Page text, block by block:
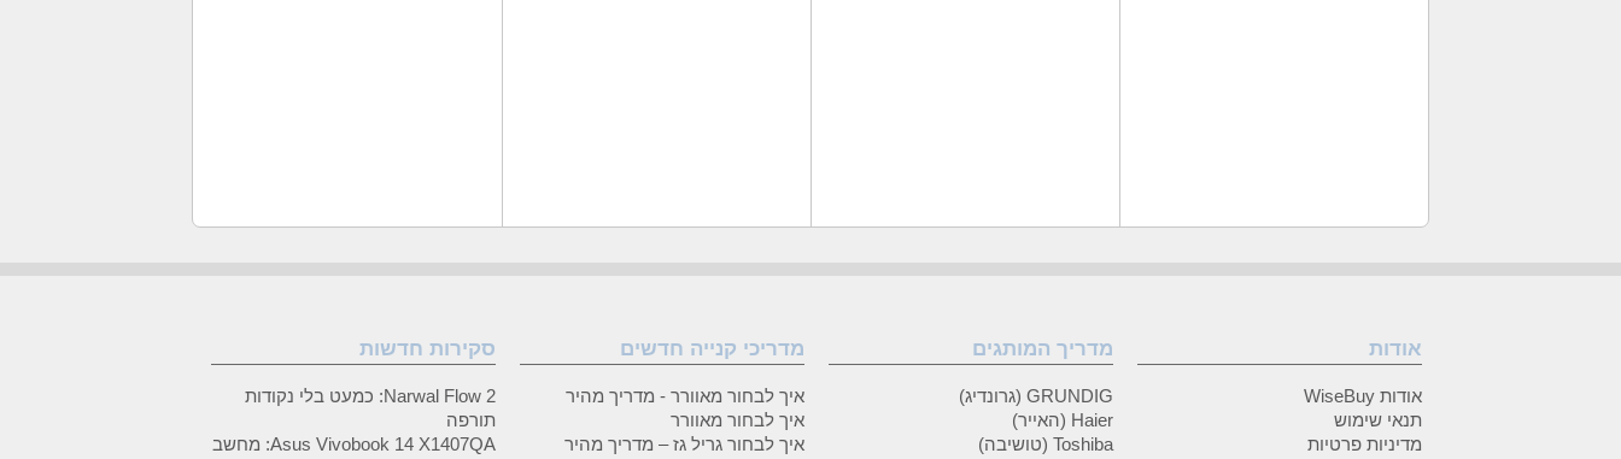
אודות
אודות WiseBuy
תנאי שימוש
מדיניות פרטיות
מדריך המותגים
GRUNDIG (גרונדיג)
Haier (האייר)
Toshiba (טושיבה)
מדריכי קנייה חדשים
איך לבחור מאוורר - מדריך מהיר
איך לבחור מאוורר
איך לבחור גריל גז – מדריך מהיר
סקירות חדשות
Narwal Flow 2: כמעט בלי נקודות
תורפה
Asus Vivobook 14 X1407QA: מחשב